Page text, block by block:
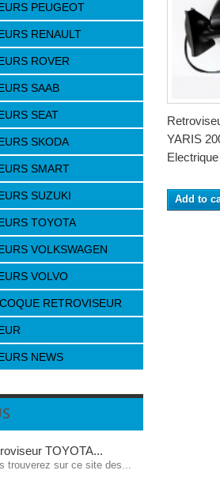
PEUGEOT
RENAULT
ROVER
SAAB
SEAT
SKODA
SMART
SUZUKI
TOYOTA
VOLKSWAGEN
VOLVO
RETROVISEUR
NEWS
TOYOTA...
trouverez sur ce site des...
YARIS
Add to